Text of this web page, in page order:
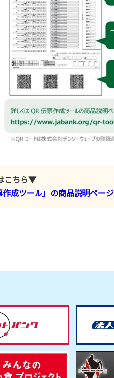
こちら▼
成ツール」の商品説明ページ